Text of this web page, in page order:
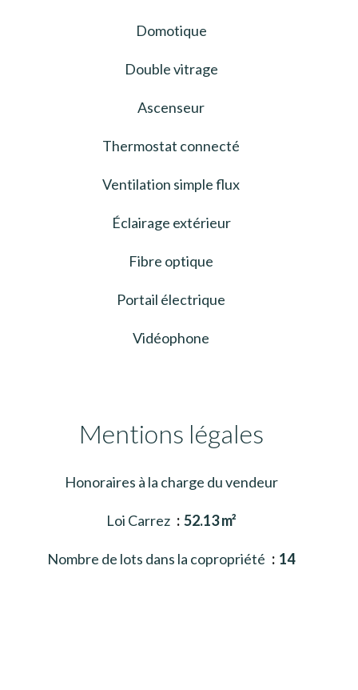
Domotique
Double vitrage
Ascenseur
Thermostat connecté
Ventilation simple flux
Éclairage extérieur
Fibre optique
Portail électrique
Vidéophone
Mentions légales
Honoraires à la charge du vendeur
Loi Carrez 52.13 m²
Nombre de lots dans la copropriété 14